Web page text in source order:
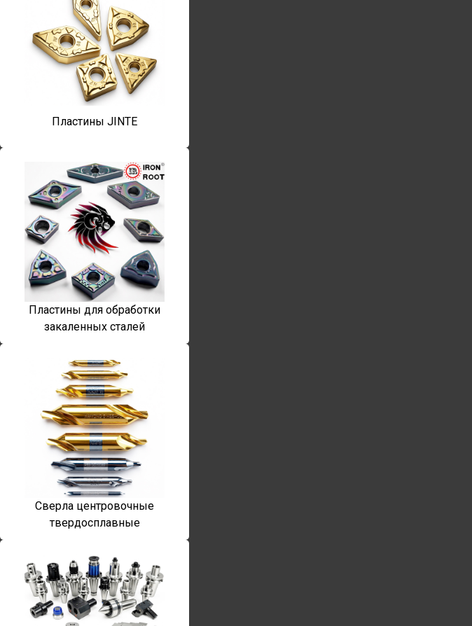
Пластины JINTE
Пластины для обработки
закаленных сталей
Сверла центровочные
твердосплавные